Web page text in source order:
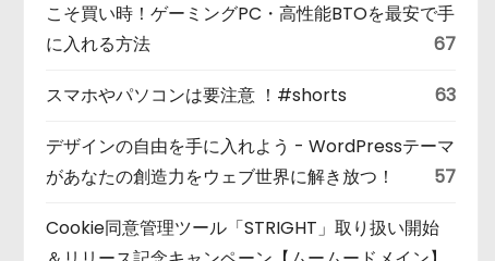
こそ買い時！ゲーミングPC・高性能BTOを最安で手
に入れる方法
67
スマホやパソコンは要注意 ！#shorts 63
デザインの自由を手に入れよう - WordPressテーマ
があなたの創造力をウェブ世界に解き放つ！
57
Cookie同意管理ツール「STRIGHT」取り扱い開始